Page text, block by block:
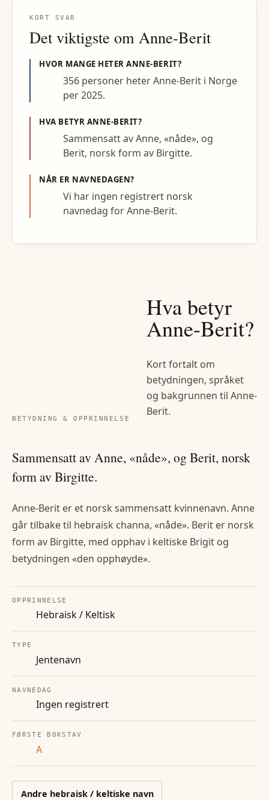
KORT SVAR
Det viktigste om Anne-Berit
HVOR MANGE HETERANNE-BERIT?
356 personer heter Anne-Berit i Norge
per 2025.
HVA BETYR ANNE-BERIT?
Sammensatt av Anne, «nåde», og
Berit, norsk form av Birgitte.
NÅR ER NAVNEDAGEN?
Vi har ingen registrert norsk
navnedag for Anne-Berit.
BETYDNING & OPPRINNELSE
Hva betyr
Anne-Berit?
Kort fortalt om
betydningen, språket
og bakgrunnen til Anne-
Berit.
Sammensatt av Anne, «nåde», og Berit, norsk
form av Birgitte.
Anne-Berit er et norsk sammensatt kvinnenavn. Anne
går tilbake til hebraisk channa, «nåde». Berit er norsk
form av Birgitte, med opphav i keltiske Brigit og
betydningen «den opphøyde».
OPPRINNELSE
Hebraisk / Keltisk
TYPE
Jentenavn
NAVNEDAG
Ingen registrert
FØRSTE BOKSTAV
A
Andre hebraisk / keltiske navn